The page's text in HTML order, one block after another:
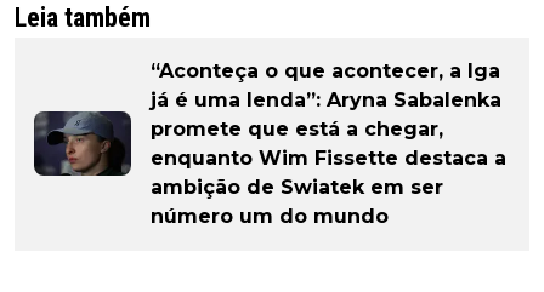
Leia também
“Aconteça o que acontecer, a Iga
já é uma lenda”: Aryna Sabalenka
promete que está a chegar,
enquanto Wim Fissette destaca a
ambição de Swiatek em ser
número um do mundo